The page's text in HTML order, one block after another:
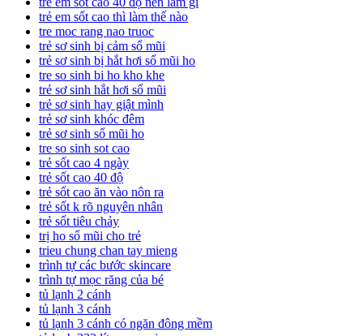
trẻ em sốt cao thì làm thế nào
tre moc rang nao truoc
trẻ sơ sinh bị cảm sổ mũi
trẻ sơ sinh bị hắt hơi sổ mũi ho
tre so sinh bi ho kho khe
trẻ sơ sinh hắt hơi sổ mũi
trẻ sơ sinh hay giật mình
trẻ sơ sinh khóc đêm
trẻ sơ sinh sổ mũi ho
tre so sinh sot cao
trẻ sốt cao 4 ngày
trẻ sốt cao 40 độ
trẻ sốt cao ăn vào nôn ra
trẻ sốt k rõ nguyên nhân
trẻ sốt tiêu chảy
trị ho sổ mũi cho trẻ
trieu chung chan tay mieng
trình tự các bước skincare
trình tự mọc răng của bé
tủ lạnh 2 cánh
tủ lạnh 3 cánh
tủ lạnh 3 cánh có ngăn đông mềm